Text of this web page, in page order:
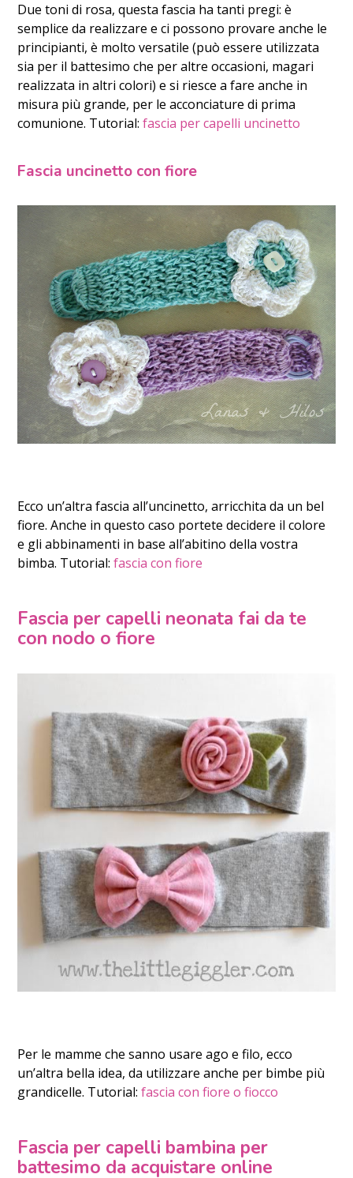
Due toni di rosa, questa fascia ha tanti pregi: è
semplice da realizzare e ci possono provare anche le
principianti, è molto versatile (può essere utilizzata
sia per il battesimo che per altre occasioni, magari
realizzata in altri colori) e si riesce a fare anche in
misura più grande, per le acconciature di prima
comunione. Tutorial:fascia per capelli uncinetto
Fascia uncinetto con fiore
Ecco un’altra fascia all’uncinetto, arricchita da un bel
fiore. Anche in questo caso portete decidere il colore
e gli abbinamenti in base all’abitino della vostra
bimba. Tutorial:fascia con fiore
Fascia per capelli neonata fai da te
con nodo o fiore
Per le mamme che sanno usare ago e filo, ecco
un’altra bella idea, da utilizzare anche per bimbe più
grandicelle. Tutorial: fascia con fiore o fiocco
Fascia per capelli bambina per
battesimo da acquistare online